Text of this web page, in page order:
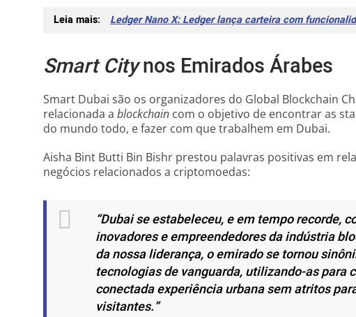
Leia mais: Ledger Nano X: Ledger lança carteira com
Smart Citynos Emirados Árabes
Smart Dubai são os organizadores do Global Blockchain
relacionada a blockchain com o objetivo de encontrar as
do mundo todo, e fazer com que trabalhem em Dubai.
Aisha Bint Butti Bin Bishr prestou palavras positivas em
negócios relacionados a criptomoedas:
“Dubai se estabeleceu, e em tempo recorde,
inovadores e empreendedores da indústria
da nossa liderança, o emirado se tornou
tecnologias de vanguarda, utilizando-as para
conectada experiência urbana sem atritos
visitantes.”